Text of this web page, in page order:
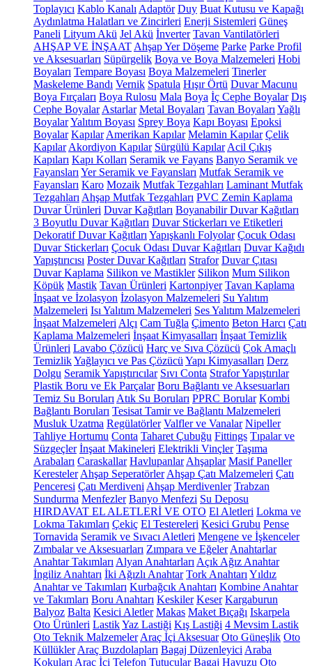
Toplayıcı Kablo Kanalı Adaptör Duy Buat Kutusu ve Kapağı
Aydınlatma Halatları ve Zincirleri Enerji Sistemleri Güneş
Paneli Lityum Akü Jel Akü İnverter Tavan Vantilatörleri
AHŞAP VE İNŞAAT Ahşap Yer Döşeme Parke Parke Profil
ve Aksesuarları Süpürgelik Boya ve Boya Malzemeleri Hobi
Boyaları Tempare Boyası Boya Malzemeleri Tinerler
Maskeleme Bandı Vernik Spatula Hışır Örtü Duvar Macunu
Boya Fırçaları Boya Rulosu Mala Boya İç Cephe Boyalar Dış
Cephe Boyalar Astarlar Metal Boyaları Tavan Boyaları Yağlı
BoyalarYalıtım Boyası Sprey Boya Kapı Boyası Epoksi
Boyalar Kapılar Amerikan Kapılar Melamin Kapılar Çelik
Kapılar Akordiyon Kapılar Sürgülü Kapılar Acil Çıkış
Kapıları Kapı Kolları Seramik ve Fayans Banyo Seramik ve
Fayansları Yer Seramik ve Fayansları Mutfak Seramik ve
Fayansları Karo Mozaik Mutfak Tezgahları Laminant Mutfak
Tezgahları Ahşap Mutfak Tezgahları PVC Zemin Kaplama
Duvar Ürünleri Duvar Kağıtları Boyanabilir Duvar Kağıtları
3 Boyutlu Duvar Kağıtları Duvar Stickerları ve Etiketleri
Dekoratif Duvar Kağıtları Yapışkanlı Folyolar Çocuk Odası
Duvar Stickerları Çocuk Odası Duvar Kağıtları Duvar Kağıdı
Yapıştırıcısı Poster Duvar Kağıtları Strafor Duvar Çıtası
Duvar Kaplama Silikon ve Mastikler Silikon Mum Silikon
Köpük Mastik Tavan Ürünleri Kartonpiyer Tavan Kaplama
İnşaat ve İzolasyon İzolasyon Malzemeleri Su Yalıtım
Malzemeleri Isı Yalıtım Malzemeleri Ses Yalıtım Malzemeleri
İnşaat Malzemeleri Alçı Cam Tuğla Çimento Beton Harcı Çatı
Kaplama Malzemeleri İnşaat Kimyasalları İnşaat Temizlik
Ürünleri Lavabo Çözücü Harç ve Sıva Çözücü Çok Amaçlı
TemizlikYağlayıcı ve Pas Çözücü Yapı Kimyasalları Derz
Dolgu Seramik Yapıştırıcılar Sıvı Conta Strafor Yapıştırılar
Plastik Boru ve Ek Parçalar Boru Bağlantı ve Aksesuarları
Temiz Su Boruları Atık Su Boruları PPRC Borular Kombi
Bağlantı Boruları Tesisat Tamir ve Bağlantı Malzemeleri
Musluk Uzatma Regülatörler Valfler ve Vanalar Nipeller
Tahliye Hortumu Conta Taharet Çubuğu Fittings Tıpalar ve
Süzgeçler İnşaat Makineleri Elektrikli Vinçler Taşıma
Arabaları Caraskallar Havlupanlar Ahşaplar Masif Paneller
Keresteler Ahşap Seperatörler Ahşap Çatı Malzemeleri Çatı
Penceresi Çatı Merdiveni Ahşap Merdivenler Trabzan
Sundurma Menfezler Banyo Menfezi Su Deposu
HIRDAVAT EL ALETLERİ VE OTO El Aletleri Lokma ve
Lokma Takımları Çekiç El Testereleri Kesici Grubu Pense
Tornavida Seramik ve Sıvacı Aletleri Mengene ve İşkenceler
Zımbalar ve Aksesuarları Zımpara ve Eğeler Anahtarlar
Anahtar Takımları Alyan Anahtarları Açık Ağız Anahtar
İngiliz Anahtarı İki Ağızlı Anahtar Tork Anahtarı Yıldız
Anahtar ve Takımları Kurbağcık Anahtarı Kombine Anahtar
ve Takımları Boru Anahtarı Keskiler Keser Kargaburun
Balyoz Balta Kesici Aletler Makas Maket Bıçağı Iskarpela
Oto Ürünleri LastikYaz Lastiği Kış Lastiği 4 Mevsim Lastik
Oto Teknik Malzemeler Araç İçi Aksesuar Oto Güneşlik Oto
Küllükler Araç Buzdolapları Bagaj Düzenleyici Araba
Kokuları Araç İçi Telefon Tutucular Bagaj Havuzu Oto